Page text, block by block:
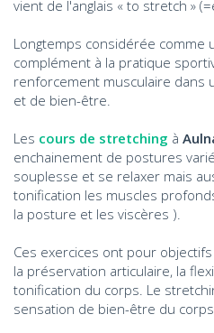
vient de l'anglais « to stretch »
Longtemps considérée comme
complément à la pratique
renforcement musculaire dans
et de bien-être.
Les cours de stretching à
enchainement de postures
souplesse et se relaxer mais
tonification les muscles
la posture et les viscères ).
Ces exercices ont pour
la préservation articulaire, la
tonification du corps. Le
sensation de bien-être du